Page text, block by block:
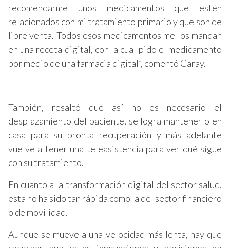
recomendarme unos medicamentos que estén
relacionados con mi tratamiento primario y que son de
libre venta. Todos esos medicamentos me los mandan
en una receta digital, con la cual pido el medicamento
por medio de una farmacia digital”, comentó Garay.
También, resaltó que así no es necesario el
desplazamiento del paciente, se logra mantenerlo en
casa para su pronta recuperación y más adelante
vuelve a tener una teleasistencia para ver qué sigue
con su tratamiento.
En cuanto a la transformación digital del sector salud,
esta no ha sido tan rápida como la del sector financiero
o de movilidad.
Aunque se mueve a una velocidad más lenta, hay que